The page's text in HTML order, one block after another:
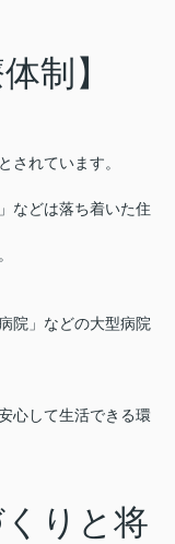
制】
されています。
などは落ち着いた住
院」などの大型病院
心して生活できる環
りと将